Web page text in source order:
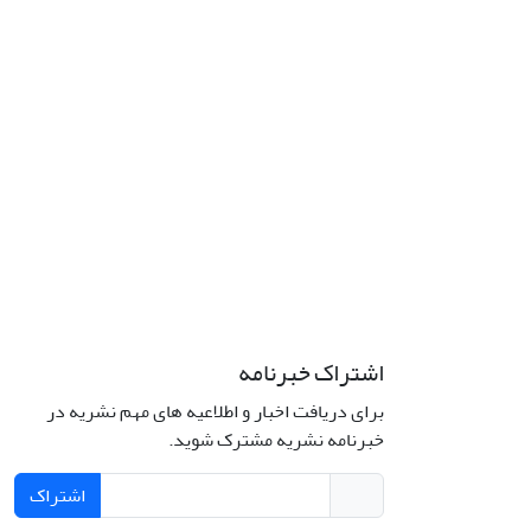
اشتراک خبرنامه
برای دریافت اخبار و اطلاعیه های مهم نشریه در
خبرنامه نشریه مشترک شوید.
اشتراک